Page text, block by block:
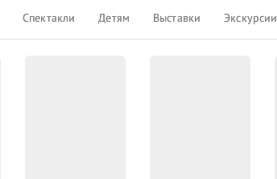
Спектакли Детям Выставки Экскурсии